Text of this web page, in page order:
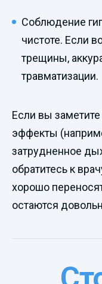
Соблюдение
чистоте. Если
трещины,
травматизации.
Если вы
эффекты
затрудненное
обратитесь к
хорошо
остаются